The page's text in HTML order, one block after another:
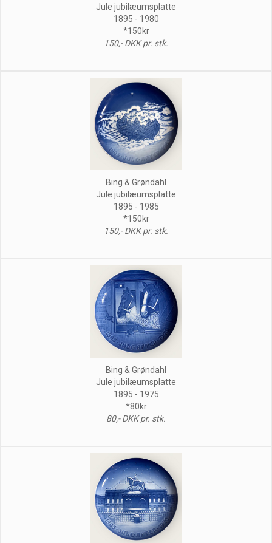
Jule jubilæumsplatte
1895 - 1980
*150kr
150,- DKK pr. stk.
Bing & Grøndahl
Jule jubilæumsplatte
1895 - 1985
*150kr
150,- DKK pr. stk.
Bing & Grøndahl
Jule jubilæumsplatte
1895 - 1975
*80kr
80,- DKK pr. stk.